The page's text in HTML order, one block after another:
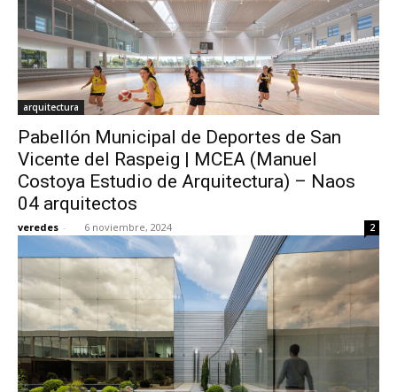
arquitectura
Pabellón Municipal de Deportes de San
Vicente del Raspeig | MCEA (Manuel
Costoya Estudio de Arquitectura) – Naos
04 arquitectos
veredes - 6 noviembre, 2024 2